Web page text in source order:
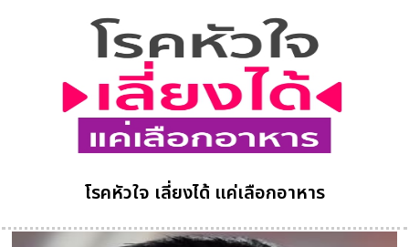
โรคหัวใจ เลี่ยงได้ แค่เลือกอาหาร